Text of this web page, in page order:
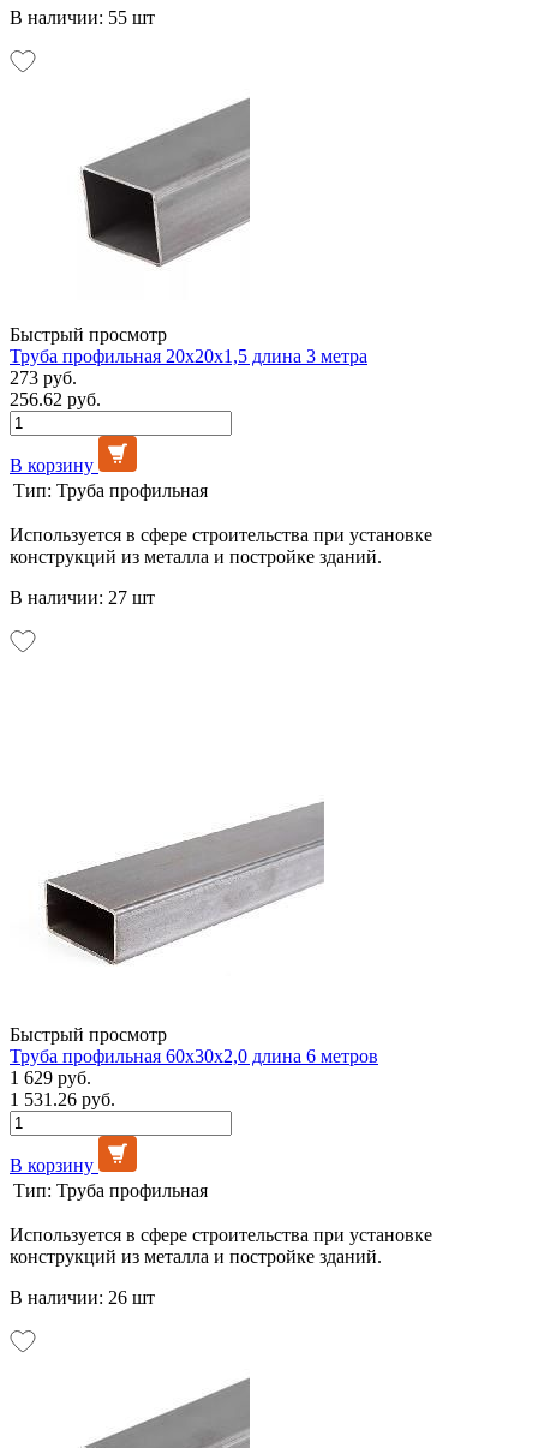
В наличии: 55 шт
Быстрый просмотр
Труба профильная 20х20х1,5 длина 3 метра
273 руб.
256.62 руб.
В корзину
Тип: Труба профильная
Используется в сфере строительства при установке
конструкций из металла и постройке зданий.
В наличии: 27 шт
Быстрый просмотр
Труба профильная 60х30х2,0 длина 6 метров
1 629 руб.
1 531.26 руб.
В корзину
Тип: Труба профильная
Используется в сфере строительства при установке
конструкций из металла и постройке зданий.
В наличии: 26 шт